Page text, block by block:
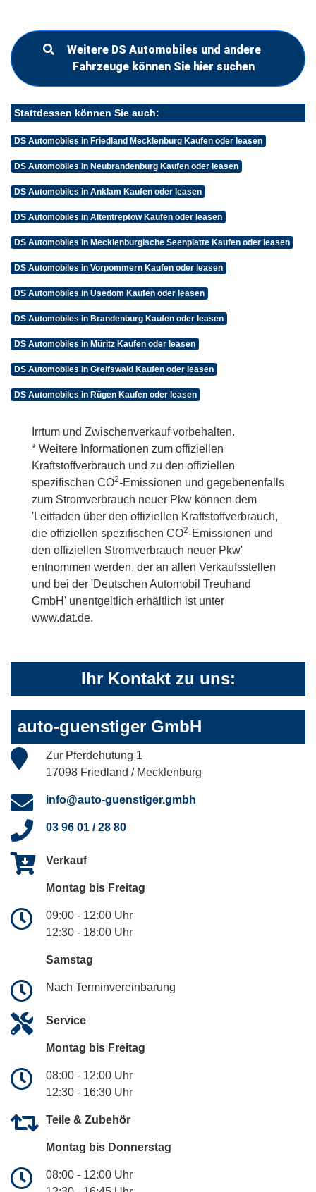
Weitere DS Automobiles und andere
Fahrzeuge können Sie hier suchen
Stattdessen können Sie auch:
DS Automobiles in Friedland Mecklenburg Kaufen oder leasen
DS Automobiles in Neubrandenburg Kaufen oder leasen
DS Automobiles in Anklam Kaufen oder leasen
DS Automobiles in Altentreptow Kaufen oder leasen
DS Automobiles in Mecklenburgische Seenplatte Kaufen oder leasen
DS Automobiles in Vorpommern Kaufen oder leasen
DS Automobiles in Usedom Kaufen oder leasen
DS Automobiles in Brandenburg Kaufen oder leasen
DS Automobiles in Müritz Kaufen oder leasen
DS Automobiles in Greifswald Kaufen oder leasen
DS Automobiles in Rügen Kaufen oder leasen
Irrtum und Zwischenverkauf vorbehalten.
* Weitere Informationen zum offiziellen
Kraftstoffverbrauch und zu den offiziellen
spezifischen CO2-Emissionen und gegebenenfalls
zum Stromverbrauch neuer Pkw können dem
'Leitfaden über den offiziellen Kraftstoffverbrauch,
die offiziellen spezifischen CO2-Emissionen und
den offiziellen Stromverbrauch neuer Pkw'
entnommen werden, der an allen Verkaufsstellen
und bei der 'Deutschen Automobil Treuhand
GmbH' unentgeltlich erhältlich ist unter
www.dat.de.
Ihr Kontakt zu uns:
auto-guenstiger GmbH
Zur Pferdehutung 1
17098 Friedland / Mecklenburg
info@auto-guenstiger.gmbh
03 96 01 / 28 80
Verkauf
Montag bis Freitag
09:00 - 12:00 Uhr
12:30 - 18:00 Uhr
Samstag
Nach Terminvereinbarung
Service
Montag bis Freitag
08:00 - 12:00 Uhr
12:30 - 16:30 Uhr
Teile & Zubehör
Montag bis Donnerstag
08:00 - 12:00 Uhr